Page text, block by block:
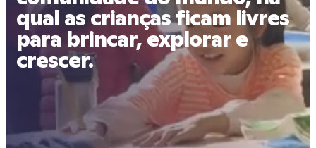
qual as crianças ficam livres
para brincar, explorar e
crescer.